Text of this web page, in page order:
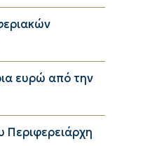
ευρώ από την
Περιφερειάρχη